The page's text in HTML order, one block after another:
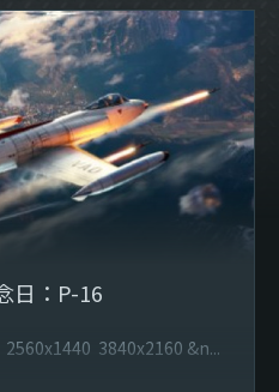
日：P-16
3840x2160 &n...